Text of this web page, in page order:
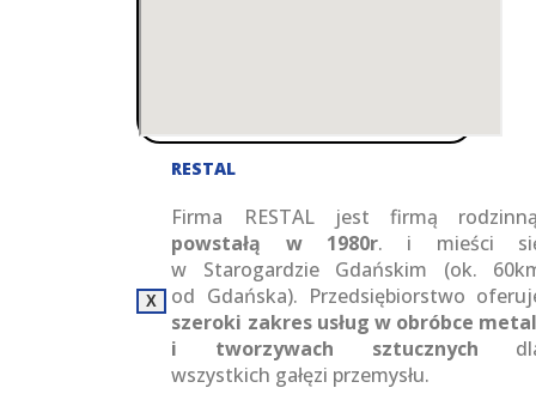
X
RESTAL
Firma RESTAL jest firmą
powstałą w 1980r. i mieści
w Starogardzie Gdańskim (ok.
od Gdańska). Przedsiębiorstwo
szeroki zakres usług w obróbce
i tworzywach sztucznych
wszystkich gałęzi przemysłu.